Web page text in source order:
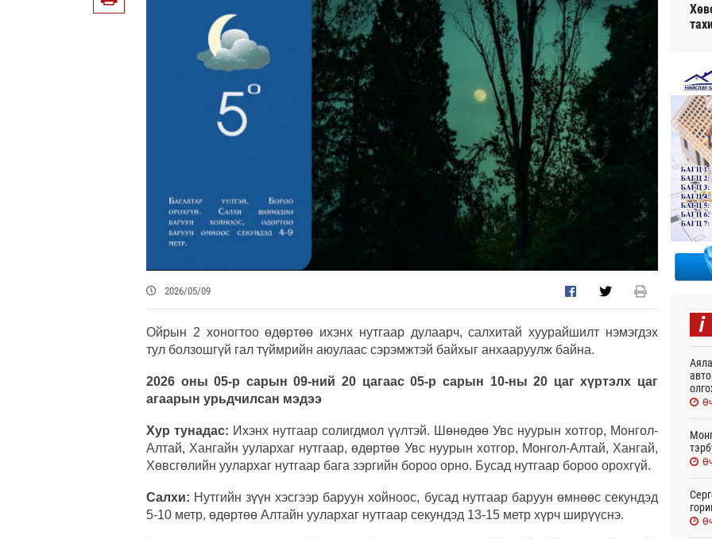
2026/05/09
Ойрын 2 хоногтоо өдөртөө ихэнх нутгаар дулаарч, салхитай хуурайшилт нэмэгдэх
тул болзошгүй гал түймрийн аюулаас сэрэмжтэй байхыг анхааруулж байна.
2026 оны 05-р сарын 09-ний 20 цагаас 05-р сарын 10-ны 20 цаг хүртэлх цаг
агаарын урьдчилсан мэдээ
Хур тунадас: Ихэнх нутгаар солигдмол үүлтэй. Шөнөдөө Увс нуурын хотгор, Монгол-
Алтай, Хангайн уулархаг нутгаар, өдөртөө Увс нуурын хотгор, Монгол-Алтай, Хангай,
Хөвсгөлийн уулархаг нутгаар бага зэргийн бороо орно. Бусад нутгаар бороо орохгүй.
Салхи: Нутгийн зүүн хэсгээр баруун хойноос, бусад нутгаар баруун өмнөөс секундэд
5-10 метр, өдөртөө Алтайн уулархаг нутгаар секундэд 13-15 метр хүрч ширүүснэ.
i